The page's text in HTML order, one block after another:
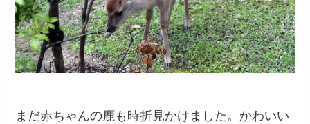
まだ赤ちゃんの鹿も時折見かけました。かわいい